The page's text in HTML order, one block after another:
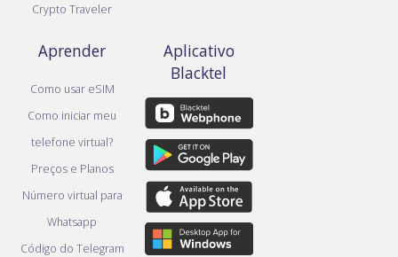
Crypto Traveler
Aprender
Como usar eSIM
Como iniciar meu
telefone virtual?
Preços e Planos
Número virtual para
Whatsapp
Código do Telegram
Aplicativo
Blacktel